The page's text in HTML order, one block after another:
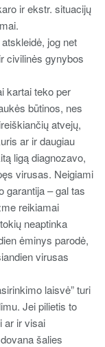
ir ekstr. situacijų
jog net
civilinės gynybos
kartai teko per
būtinos, nes
atvejų,
ar ir daugiau
ligą diagnozavo,
virusas. Neigiami
garantija – gal tas
reikiamai
neaptinka
ėminys parodė,
virusas
laisvė” turi
Jei pilietis to
ar ir visai
šalies